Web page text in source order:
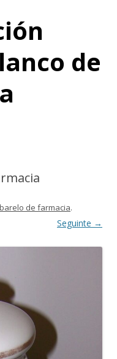
de
de farmacia.
Seguinte →